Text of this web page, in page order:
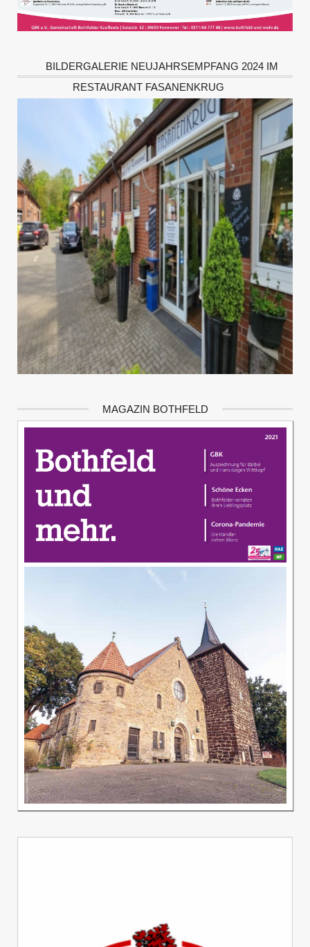
BILDERGALERIE NEUJAHRSEMPFANG 2024 IM
RESTAURANT FASANENKRUG
MAGAZIN BOTHFELD